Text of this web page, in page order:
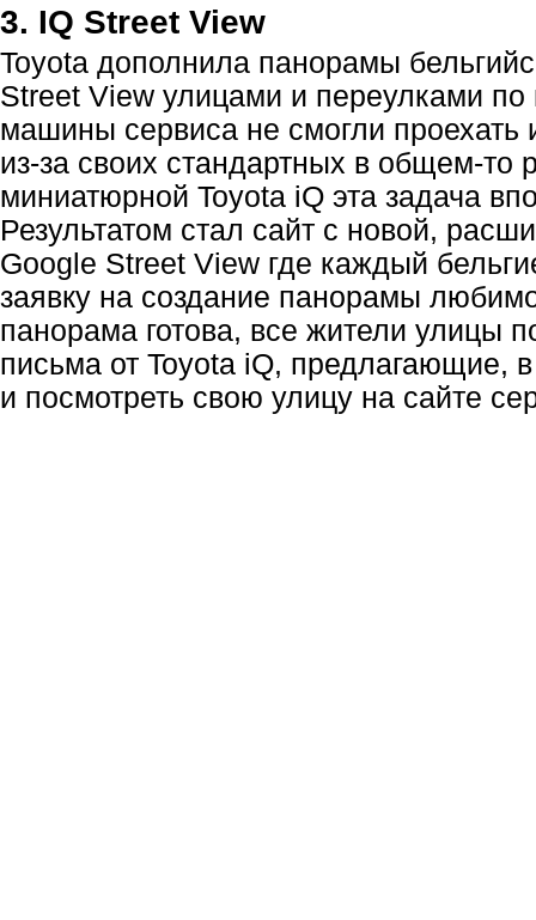
3. IQ Street View
Toyota дополнила панорамы
Street View улицами и переулками
машины сервиса не смогли проехать
из-за своих стандартных в общем-то
миниатюрной Toyota iQ эта задача
Результатом стал сайт с новой,
Google Street View где каждый
заявку на создание панорамы
панорама готова, все жители улицы
письма от Toyota iQ, предлагающие,
и посмотреть свою улицу на сайте